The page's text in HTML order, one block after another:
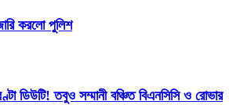
করলো পুলিশ
ডিউটি! তবুও সম্মানী বঞ্চিত বিএনসিসি ও রোভার